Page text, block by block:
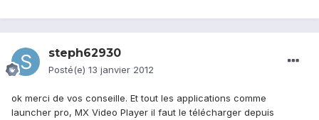
steph62930
Posté(e) 13 janvier 2012
ok merci de vos conseille. Et tout les applications comme
launcher pro, MX Video Player il faut le télécharger depuis